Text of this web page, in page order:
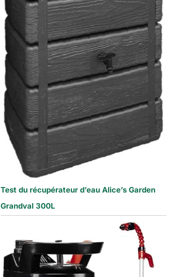
Test du récupérateur d’eau Alice’s Garden
Grandval 300L